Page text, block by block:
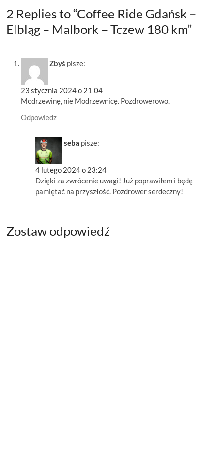
2 Replies to “Coffee Ride Gdańsk –
Elbląg – Malbork – Tczew 180 km”
Zbyś pisze:
23 stycznia 2024 o 21:04
Modrzewinę, nie Modrzewnicę. Pozdrowerowo.
Odpowiedz
seba pisze:
4 lutego 2024 o 23:24
Dzięki za zwrócenie uwagi! Już poprawiłem i będę
pamiętać na przyszłość. Pozdrower serdeczny!
Zostaw odpowiedź